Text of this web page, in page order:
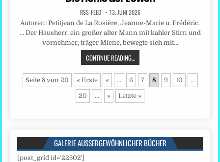
RSS-FEED 13. JUNI 2026
Autoren: Petitjean de La Rosière, Jeanne-Marie u. Frédéric.
… Der Hausherr, ein großer alter Mann mit kahler Stirn und
vornehmer, träger Miene, bewegte sich mit…
CONTINUE READING...
Seite 8 von 20 « Erste « ... 6 7 8 9 10 ...
20 ... » Letzte »
GALERIE AUSSERGEWÖHNLICHER BÜCHER
[post_grid id=’22502′]